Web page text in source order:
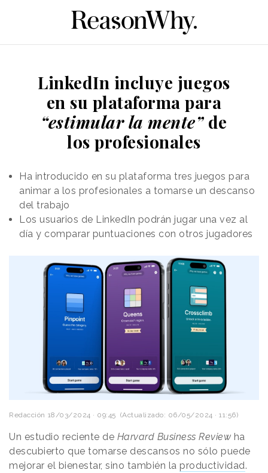
LinkedIn incluye juegos
en su plataforma para
“estimular la mente”de
los profesionales
Ha introducido en su plataforma tres juegos para
animar a los profesionales a tomarse un descanso
del trabajo
Los usuarios de LinkedIn podrán jugar una vez al
día y comparar puntuaciones con otros jugadores
Redacción 18/03/2024 · 09:45 (Actualizado: 06/05/2024 · 11:56)
Un estudio reciente de Harvard Business Review ha
descubierto que tomarse descansos no sólo puede
mejorar el bienestar, sino también la productividad.